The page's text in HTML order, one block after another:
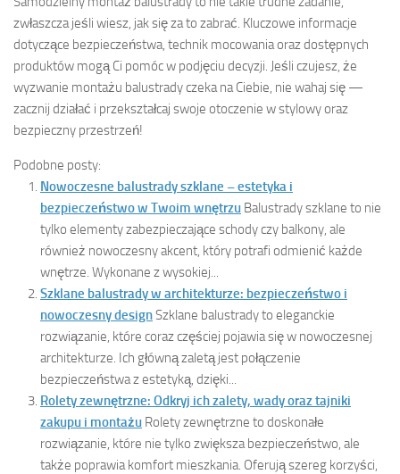
zwłaszcza jeśli wiesz, jak się za to zabrać. Kluczowe informacje
dotyczące bezpieczeństwa, technik mocowania oraz dostępnych
produktów mogą Ci pomóc w podjęciu decyzji. Jeśli czujesz, że
wyzwanie montażu balustrady czeka na Ciebie, nie wahaj się —
zacznij działać i przekształcaj swoje otoczenie w stylowy oraz
bezpieczny przestrzeń!
Podobne posty:
Nowoczesne balustrady szklane – estetyka i
bezpieczeństwo w Twoim wnętrzu Balustrady szklane to nie
tylko elementy zabezpieczające schody czy balkony, ale
również nowoczesny akcent, który potrafi odmienić każde
wnętrze. Wykonane z wysokiej...
Szklane balustrady w architekturze: bezpieczeństwo i
nowoczesny designSzklane balustrady to eleganckie
rozwiązanie, które coraz częściej pojawia się w nowoczesnej
architekturze. Ich główną zaletą jest połączenie
bezpieczeństwa z estetyką, dzięki...
Rolety zewnętrzne: Odkryj ich zalety, wady oraz tajniki
zakupu i montażu Rolety zewnętrzne to doskonałe
rozwiązanie, które nie tylko zwiększa bezpieczeństwo, ale
także poprawia komfort mieszkania. Oferują szereg korzyści,